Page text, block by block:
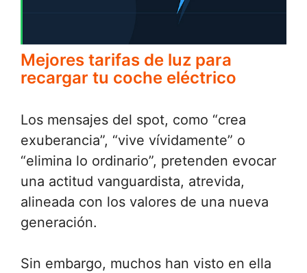
Mejores tarifas de luz para
recargar tu coche eléctrico
Los mensajes del spot, como “crea
exuberancia”, “vive vívidamente” o
“elimina lo ordinario”, pretenden evocar
una actitud vanguardista, atrevida,
alineada con los valores de una nueva
generación.
Sin embargo, muchos han visto en ella